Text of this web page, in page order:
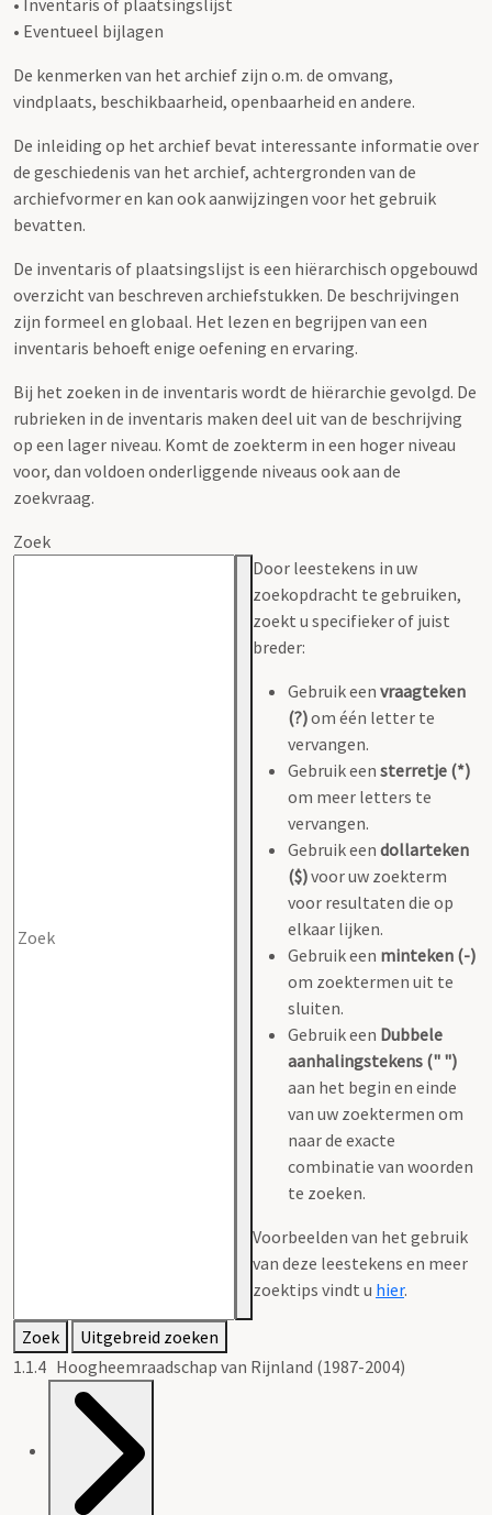
• Eventueel bijlagen
De kenmerken van het archief zijn o.m. de omvang,
vindplaats, beschikbaarheid, openbaarheid en andere.
De inleiding op het archief bevat interessante informatie over
de geschiedenis van het archief, achtergronden van de
archiefvormer en kan ook aanwijzingen voor het gebruik
bevatten.
De inventaris of plaatsingslijst is een hiërarchisch opgebouwd
overzicht van beschreven archiefstukken. De beschrijvingen
zijn formeel en globaal. Het lezen en begrijpen van een
inventaris behoeft enige oefening en ervaring.
Bij het zoeken in de inventaris wordt de hiërarchie gevolgd. De
rubrieken in de inventaris maken deel uit van de beschrijving
op een lager niveau. Komt de zoekterm in een hoger niveau
voor, dan voldoen onderliggende niveaus ook aan de
zoekvraag.
Zoek
Door leestekens in uw
zoekopdracht te gebruiken,
zoekt u specifieker of juist
breder:
Gebruik een vraagteken
(?)om één letter te
vervangen.
Gebruik een sterretje (*)
om meer letters te
vervangen.
Gebruik een dollarteken
($)voor uw zoekterm
voor resultaten die op
elkaar lijken.
Gebruik een minteken (-)
om zoektermen uit te
sluiten.
Gebruik een Dubbele
aanhalingstekens (" ")
aan het begin en einde
van uw zoektermen om
naar de exacte
combinatie van woorden
te zoeken.
Voorbeelden van het gebruik
van deze leestekens en meer
zoektips vindt u hier.
Zoek
Uitgebreid zoeken
1.1.4 Hoogheemraadschap van Rijnland (1987-2004)